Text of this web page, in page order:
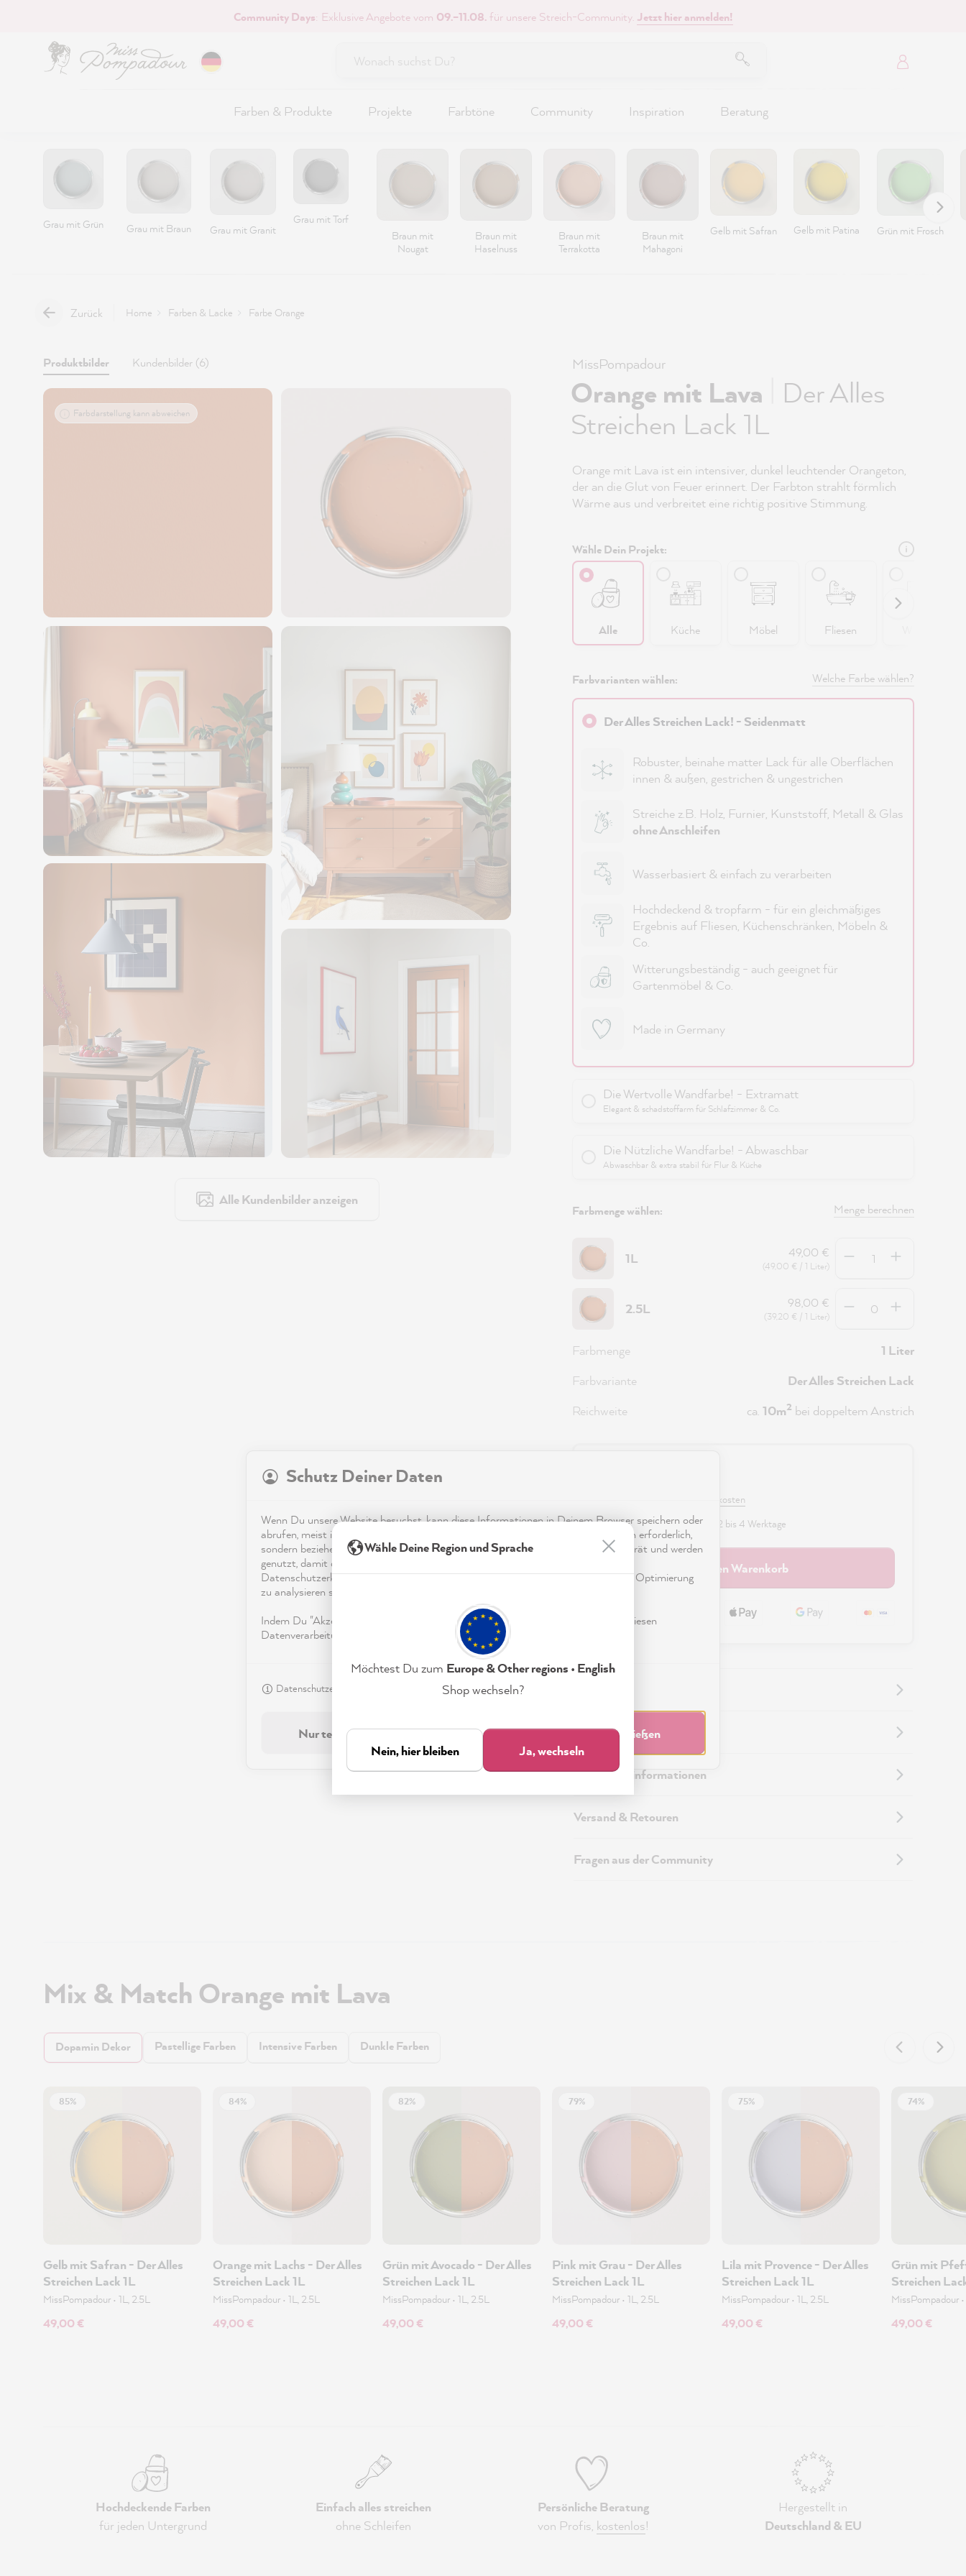
Community Days: Exklusive Angebote vom 09.–11.08.für unsere Streich-Community. Jetzt hier anmelden!
Farben & Produkte Projekte Farbtöne Community Inspiration Beratung
Grau mit Grün Grau mit Braun Grau mit Granit
Grau mit Torf
Braun mit
Nougat
Braun mit
Haselnuss
Braun mit
Terrakotta
Braun mit
Mahagoni
Gelb mit Safran Gelb mit Patina Grün mit Frosch
Zurück Home Farben & Lacke Farbe Orange
Produktbilder Kundenbilder (6)
Alle Kundenbilder anzeigen
Farbdarstellung kann abweichen
MissPompadour
Orange mit Lava
Der Alles
Streichen Lack 1L
Orange mit Lava ist ein intensiver, dunkel leuchtender Orangeton,
der an die Glut von Feuer erinnert. Der Farbton strahlt förmlich
Wärme aus und verbreitet eine richtig positive Stimmung.
Wähle Dein Projekt:
Alle Küche Möbel Fliesen
Farbvarianten wählen: Welche Farbe wählen?
Der Alles Streichen Lack! - Seidenmatt
Robuster, beinahe matter Lack für alle Oberflächen
innen & außen, gestrichen & ungestrichen
Streiche z.B. Holz, Furnier, Kunststoff, Metall & Glas
ohne Anschleifen
Wasserbasiert & einfach zu verarbeiten
Hochdeckend & tropfarm - für ein gleichmäßiges
Ergebnis auf Fliesen, Küchenschränken, Möbeln &
Co.
Witterungsbeständig - auch geeignet für
Gartenmöbel & Co.
Made in Germany
Die Wertvolle Wandfarbe! - Extramatt
Elegant & schadstoffarm für Schlafzimmer & Co.
Die Nützliche Wandfarbe! - Abwaschbar
Abwaschbar & extra stabil für Flur & Küche
Farbmenge wählen: Menge berechnen
1L 49,00 €
(49,00 € / 1 Liter)
2.5L 98,00 €
(39,20 € / 1 Liter)
Farbmenge
1 Liter
Farbvariante
Der Alles Streichen Lack
Reichweite
ca. 10m2 bei doppeltem Anstrich
Preise inkl. MwSt. zzgl. Versandkosten
Sofort verfügbar, Lieferzeit: 2 bis 4 Werktage
In den Warenkorb
Technische Informationen
Sicherheitsinformationen
Versand & Retouren
Fragen aus der Community
Mix & Match Orange mit Lava
Dopamin Dekor Pastellige Farben Intensive Farben Dunkle Farben
85%
Gelb mit Safran - Der Alles
Streichen Lack 1L
MissPompadour • 1L, 2.5L
49,00 €
84%
Orange mit Lachs - Der Alles
Streichen Lack 1L
MissPompadour • 1L, 2.5L
49,00 €
82%
Grün mit Avocado - Der Alles
Streichen Lack 1L
MissPompadour • 1L, 2.5L
49,00 €
79%
Pink mit Grau - Der Alles
Streichen Lack 1L
MissPompadour • 1L, 2.5L
49,00 €
75%
Lila mit Provence - Der Alles
Streichen Lack 1L
MissPompadour • 1L, 2.5L
49,00 €
74%
Grün mit
Streichen
MissPompadour •
49,00 €
Hochdeckende Farben
für jeden Untergrund
Einfach alles streichen
ohne Schleifen
Persönliche Beratung
von Profis, kostenlos!
Hergestellt in
Deutschland & EU
Schutz Deiner Daten
Wenn Du unsere Website besuchst, kann diese Informationen in Deinem Browser speichern oder
abrufen, meist in Form von Cookies. Diese Informationen sind nicht nur technisch erforderlich,
sondern beziehen sich möglicherweise auf Dich, Deine Einstellungen oder Dein Gerät und werden
genutzt, damit die Website wie erwartet funktioniert und um mittels den in der
Datenschutzerklärung genannten Dienste Deine Nutzung der Webseite für deren Optimierung
zu analysieren sowie Werbung zu betreiben und zu personalisieren.
Indem Du "Akzeptieren & Schließen" klickst, stimmst Du (jederzeit widerruflich) diesen
Datenverarbeitungen freiwillig zu.
Datenschutzerklärung Einstellungen
Akzeptieren & Schließen
Nur technisch Erforderliche
Wähle Deine Region und Sprache
Möchtest Du zum Europe & Other regions • English
Shop wechseln?
Nein, hier bleiben Ja, wechseln